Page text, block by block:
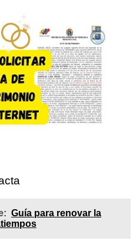
Guía para renovar la